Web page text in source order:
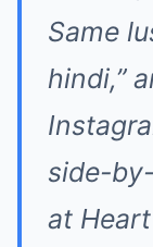
Same
hindi,”
side-
at